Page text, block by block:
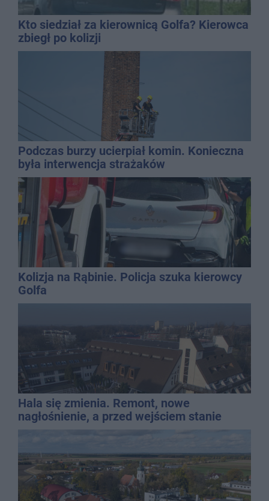
Kto siedział za kierownicą Golfa? Kierowca
zbiegł po kolizji
Podczas burzy ucierpiał komin. Konieczna
była interwencja strażaków
Kolizja na Rąbinie. Policja szuka kierowcy
Golfa
Hala się zmienia. Remont, nowe
nagłośnienie, a przed wejściem stanie
QEMETICA ARENA